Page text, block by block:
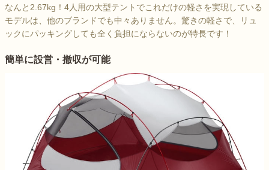
なんと2.67kg！4人用の大型テントでこれだけの軽さを実現している
モデルは、他のブランドでも中々ありません。驚きの軽さで、リュ
ックにパッキングしても全く負担にならないのが特長です！
簡単に設営・撤収が可能